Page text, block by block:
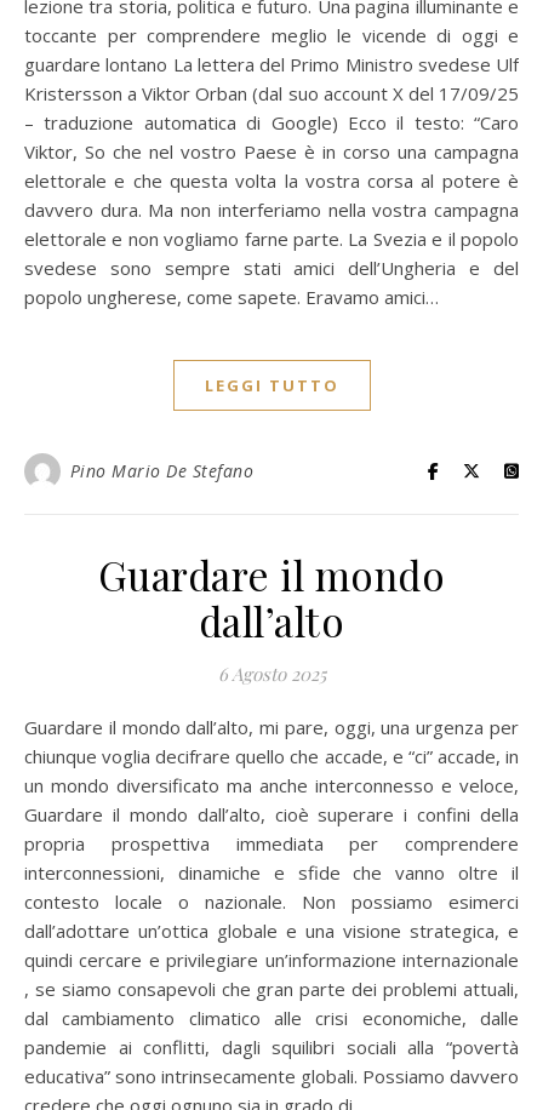
lezione tra storia, politica e futuro. Una pagina illuminante e
toccante per comprendere meglio le vicende di oggi e
guardare lontano La lettera del Primo Ministro svedese Ulf
Kristersson a Viktor Orban (dal suo account X del 17/09/25
– traduzione automatica di Google) Ecco il testo: “Caro
Viktor, So che nel vostro Paese è in corso una campagna
elettorale e che questa volta la vostra corsa al potere è
davvero dura. Ma non interferiamo nella vostra campagna
elettorale e non vogliamo farne parte. La Svezia e il popolo
svedese sono sempre stati amici dell’Ungheria e del
popolo ungherese, come sapete. Eravamo amici…
LEGGI TUTTO
Pino Mario De Stefano
Guardare il mondo
dall’alto
6 Agosto 2025
Guardare il mondo dall’alto, mi pare, oggi, una urgenza per
chiunque voglia decifrare quello che accade, e “ci” accade, in
un mondo diversificato ma anche interconnesso e veloce,
Guardare il mondo dall’alto, cioè superare i confini della
propria prospettiva immediata per comprendere
interconnessioni, dinamiche e sfide che vanno oltre il
contesto locale o nazionale. Non possiamo esimerci
dall’adottare un’ottica globale e una visione strategica, e
quindi cercare e privilegiare un’informazione internazionale
, se siamo consapevoli che gran parte dei problemi attuali,
dal cambiamento climatico alle crisi economiche, dalle
pandemie ai conflitti, dagli squilibri sociali alla “povertà
educativa” sono intrinsecamente globali. Possiamo davvero
credere che oggi ognuno sia in grado di…